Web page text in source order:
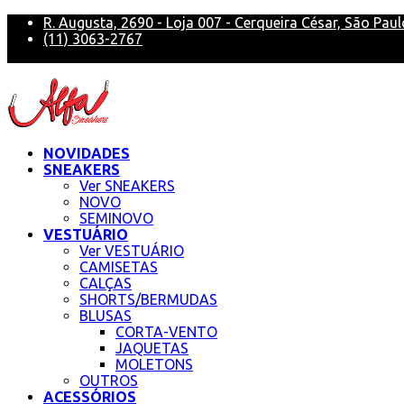
R. Augusta, 2690 - Loja 007 - Cerqueira César, São
(11) 3063-2767
NOVIDADES
SNEAKERS
Ver SNEAKERS
NOVO
SEMINOVO
VESTUÁRIO
Ver VESTUÁRIO
CAMISETAS
CALÇAS
SHORTS/BERMUDAS
BLUSAS
CORTA-VENTO
JAQUETAS
MOLETONS
OUTROS
ACESSÓRIOS